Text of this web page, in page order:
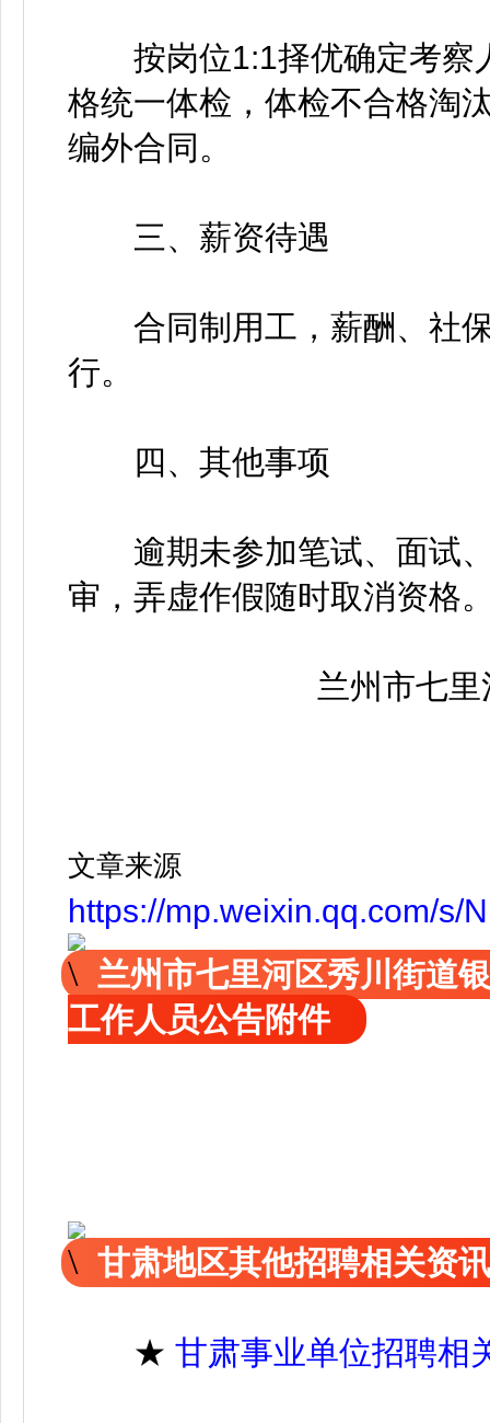
按岗位1:1择优确定考察
格统一体检，体检不合格淘
编外合同。
三、薪资待遇
合同制用工，薪酬、社保
行。
四、其他事项
逾期未参加笔试、面试、
审，弄虚作假随时取消资格
兰州市七里
文章来源
https://mp.weixin.qq.com/s/
兰州市七里河区秀川街道
工作人员公告附件
甘肃地区其他招聘相关资
★ 甘肃事业单位招聘相